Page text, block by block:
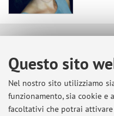
Questo sito
Nel nostro sito utilizziamo
funzionamento, sia cookie
facoltativi che potrai